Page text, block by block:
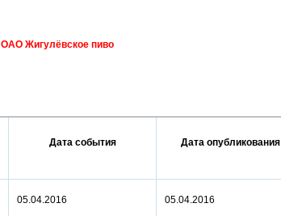
ОАО Жигулёвское пиво
Дата события Дата опубликования
05.04.2016 05.04.2016